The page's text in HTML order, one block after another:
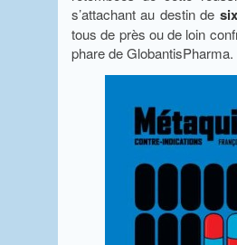
s’attachant au destin de
tous de près ou de loin
phare de GlobantisPharma.